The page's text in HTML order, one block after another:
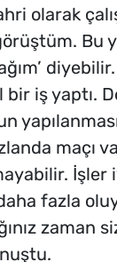
olarak
Bu
iş yaptı.
maçı
fazla